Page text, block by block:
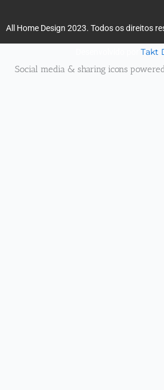
All Home Design 2023. Todos os direitos
Takt
Social media & sharing icons